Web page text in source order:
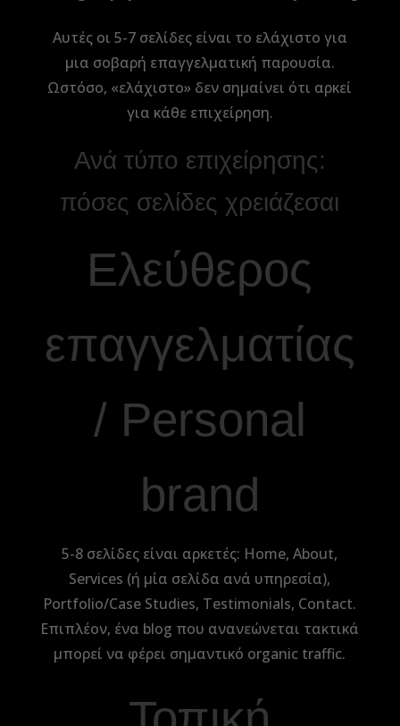
Αυτές οι 5-7 σελίδες είναι το ελάχιστο για
μια σοβαρή επαγγελματική παρουσία.
Ωστόσο, «ελάχιστο» δεν σημαίνει ότι αρκεί
για κάθε επιχείρηση.
Ανά τύπο επιχείρησης:
πόσες σελίδες χρειάζεσαι
Ελεύθερος
επαγγελματίας
/ Personal
brand
5-8 σελίδες είναι αρκετές: Home, About,
Services (ή μία σελίδα ανά υπηρεσία),
Portfolio/Case Studies, Testimonials, Contact.
Επιπλέον, ένα blog που ανανεώνεται τακτικά
μπορεί να φέρει σημαντικό organic traffic.